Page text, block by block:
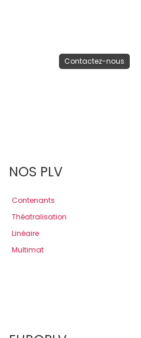
Contactez-nous
NOS PLV
Contenants
Théatralisation
Linéaire
Multimat